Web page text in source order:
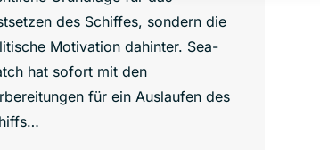
des Schiffes, sondern die
Motivation dahinter. Sea-
hat sofort mit den
für ein Auslaufen des